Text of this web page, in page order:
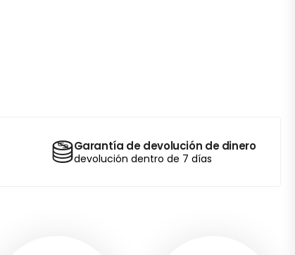
Garantía de devolución de dinero
devolución dentro de 7 días